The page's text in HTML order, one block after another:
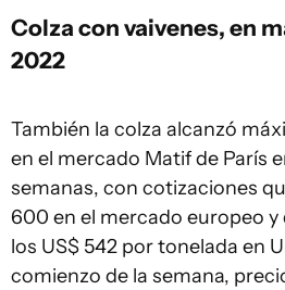
Colza con vaivenes, en
2022
También la colza alcanzó
en el mercado Matif de París
semanas, con cotizaciones
600 en el mercado europeo
los US$ 542 por tonelada en
comienzo de la semana,